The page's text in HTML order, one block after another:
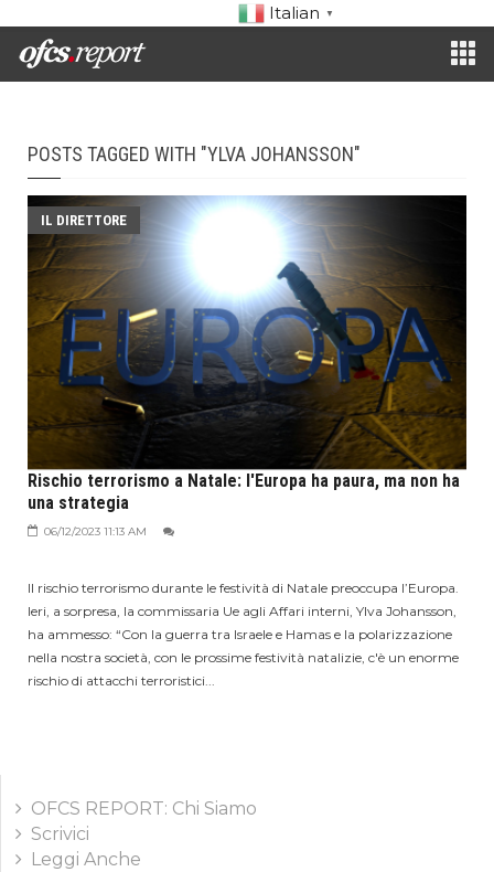
Italian ▼
POSTS TAGGED WITH "YLVA JOHANSSON"
IL DIRETTORE
Rischio terrorismo a Natale: l'Europa ha paura, ma non ha
una strategia
06/12/2023 11:13 AM
Il rischio terrorismo durante le festività di Natale preoccupa l’Europa.
Ieri, a sorpresa, la commissaria Ue agli Affari interni, Ylva Johansson,
ha ammesso: “Con la guerra tra Israele e Hamas e la polarizzazione
nella nostra società, con le prossime festività natalizie, c'è un enorme
rischio di attacchi terroristici...
OFCS REPORT: Chi Siamo
Scrivici
Leggi Anche